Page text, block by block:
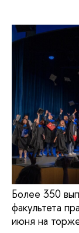
Более 350
факультета
июня на